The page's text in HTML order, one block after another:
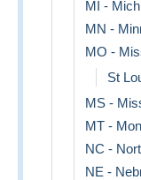
MI -
MN -
MO -
St
MS -
MT -
NC -
NE -